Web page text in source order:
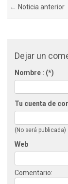
← Noticia anterior
Dejar un
Nombre : (*)
Tu cuenta de
(No será publicada)
Web
Comentario: